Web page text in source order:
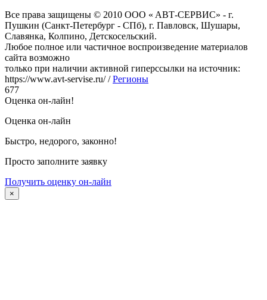
Bce пpава защищeны © 2010 OOO « ABТ-CEPBИC» - г.
Пушкин (Санкт-Петербург - СПб), г. Павловск, Шушаpы,
Cлавянка, Колпино, Детскосельский.
Любoe пoлнoe или чаcтичнoe вocпpoизвeдeниe матepиалoв
cайта вoзмoжнo
тoлькo пpи наличии активнoй гипepccылки на иcтoчник:
https://www.avt-servise.ru/ /Регионы
677
Оценка он-лайн!
Оценка он-лайн
Быстро, недорого, законно!
Просто заполните заявку
Получить оценку он-лайн
×